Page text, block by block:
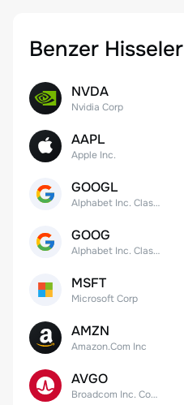
Benzer Hisseler
NVDA
Nvidia Corp
AAPL
Apple Inc.
GOOGL
Alphabet Inc. Class A Common Stock
GOOG
Alphabet Inc. Class C Capital Stock
MSFT
Microsoft Corp
AMZN
Amazon.Com Inc
AVGO
Broadcom Inc. Common Stock